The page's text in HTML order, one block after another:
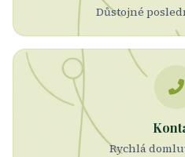
Důstojné
Rychlá